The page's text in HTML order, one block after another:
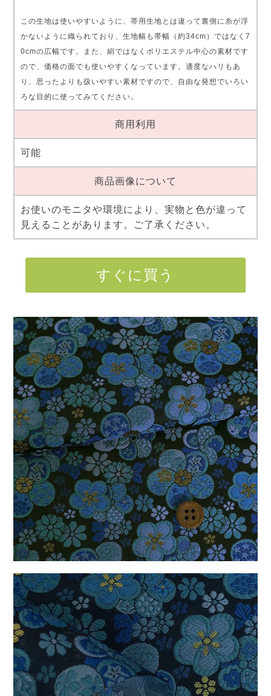
この生地は使いやすいように、帯用生地とは違って裏側に糸が浮
かないように織られており、生地幅も帯幅（約34cm）ではなく7
0cmの広幅です。また、絹ではなくポリエステル中心の素材です
ので、価格の面でも使いやすくなっています。適度なハリもあ
り、思ったよりも扱いやすい素材ですので、自由な発想でいろい
ろな目的に使ってみてください。
商用利用
可能
商品画像について
お使いのモニタや環境により、実物と色が違って
見えることがあります。ご了承ください。
すぐに買う